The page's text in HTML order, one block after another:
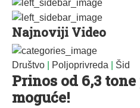
Najnoviji Video
Društvo Poljoprivreda Šid
Prinos od 6,3
moguće!